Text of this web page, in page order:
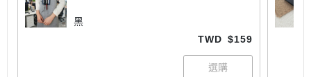
黑
TWD $159